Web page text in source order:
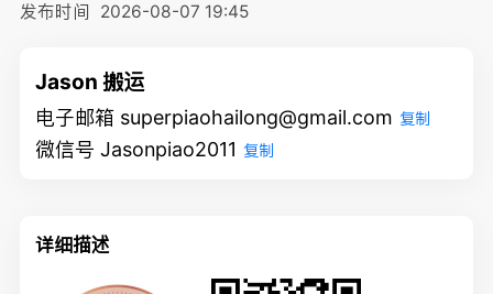
发布时间 2026-08-07 19:45
Jason 搬运
电子邮箱 superpiaohailong@gmail.com 复制
微信号 Jasonpiao2011 复制
详细描述